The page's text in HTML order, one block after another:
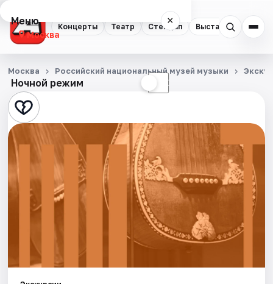
Концерты Театр Стендап Выставки
Меню ×
Москва
Концерты
Театр
Стендап
Выставки
Квесты
Экскурсии
События
Ночной режим ☾
Москва Российский национальный музей музыки